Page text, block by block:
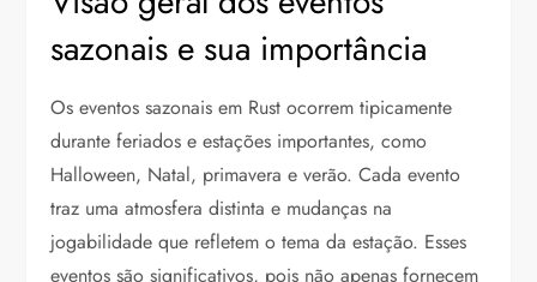
sazonais e sua importância
Os eventos sazonais em Rust ocorrem tipicamente
durante feriados e estações importantes, como
Halloween, Natal, primavera e verão. Cada evento
traz uma atmosfera distinta e mudanças na
jogabilidade que refletem o tema da estação. Esses
eventos são significativos, pois não apenas fornecem